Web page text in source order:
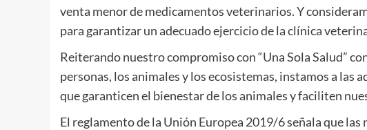
venta menor de medicamentos veterinarios. Y
para garantizar un adecuado ejercicio de la clínica
Reiterando nuestro compromiso con “Una Sola Salud”
personas, los animales y los ecosistemas, instamos a las
que garanticen el bienestar de los animales y faciliten
El reglamento de la Unión Europea 2019/6 señala que